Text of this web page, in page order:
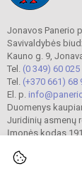
Jonavos Panerio
Savivaldybės
Kauno g. 9,
Tel. (0 349) 60 025
Tel. (+370 661) 68
El. p.
Duomenys
Juridinių asmenų
Įmonės kodas